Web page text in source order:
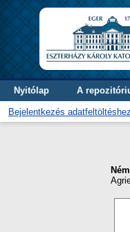
Nyitólap A
Bejelentkezés adatfeltöltéshez